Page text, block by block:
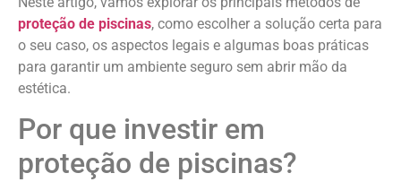
proteção de piscinas, como escolher a solução certa para
o seu caso, os aspectos legais e algumas boas práticas
para garantir um ambiente seguro sem abrir mão da
estética.
Por que investir em
proteção de piscinas?